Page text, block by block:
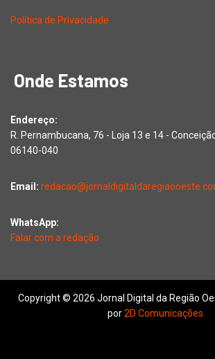
Política de Privacidade
Onde Estamos
Endereço:
R. Pernambucana, 76 - Loja 13 e 14 -
06140-040
Email:
WhatsApp:
Falar com a redação
Copyright © 2026 Jornal Digital da Região
por2D Comunicações